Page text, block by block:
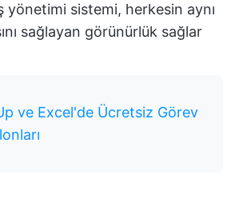
yönetimi sistemi, herkesin aynı
sağlayan görünürlük sağlar
ve Excel'de Ücretsiz Görev